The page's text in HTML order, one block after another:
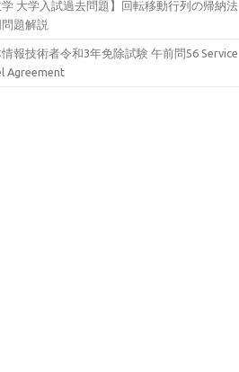
学 大学入試過去問題】回転移動行列の帰納法
題解説
報技術者令和3年免除試験 午前問56 Service
Agreement